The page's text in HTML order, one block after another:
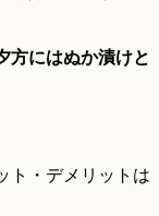
方にはぬか漬けと
ト・デメリットは